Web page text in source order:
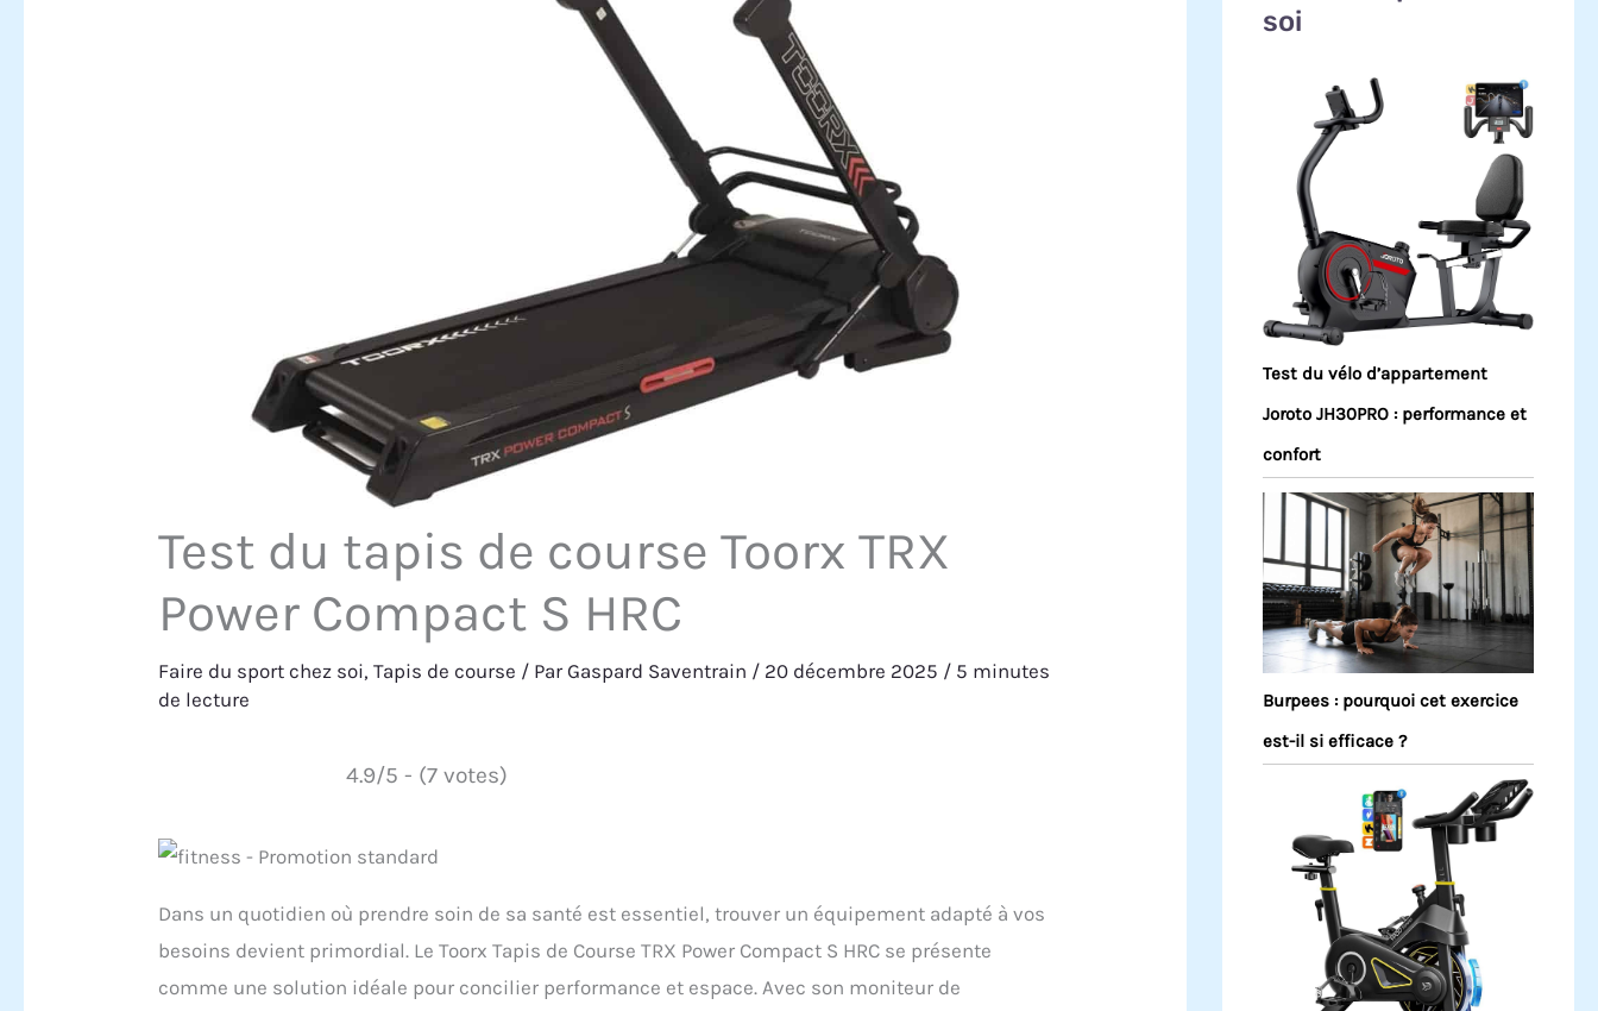
Test du tapis de course Toorx TRX
Power Compact S HRC
Faire du sport chez soi,Tapis de course / ParGaspard Saventrain / 20 décembre 2025 / 5 minutes
de lecture
4.9/5 - (7 votes)
Dans un quotidien où prendre soin de sa santé est essentiel, trouver un équipement adapté à vos
besoins devient primordial. Le Toorx Tapis de Course TRX Power Compact S HRC se présente
comme une solution idéale pour concilier performance et espace. Avec son moniteur de
soi
Test du vélo d’appartement
Joroto JH30PRO : performance et
confort
Burpees : pourquoi cet exercice
est-il si efficace ?